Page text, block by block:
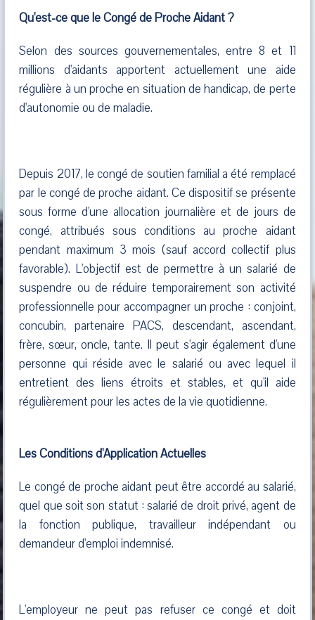
Qu'est-ce que le Congé de Proche Aidant ?
Selon des sources gouvernementales, entre 8 et 11
millions d'aidants apportent actuellement une aide
régulière à un proche en situation de handicap, de perte
d'autonomie ou de maladie.
Depuis 2017, le congé de soutien familial a été remplacé
par le congé de proche aidant. Ce dispositif se présente
sous forme d'une allocation journalière et de jours de
congé, attribués sous conditions au proche aidant
pendant maximum 3 mois (sauf accord collectif plus
favorable). L'objectif est de permettre à un salarié de
suspendre ou de réduire temporairement son activité
professionnelle pour accompagner un proche : conjoint,
concubin, partenaire PACS, descendant, ascendant,
frère, sœur, oncle, tante. Il peut s'agir également d'une
personne qui réside avec le salarié ou avec lequel il
entretient des liens étroits et stables, et qu'il aide
régulièrement pour les actes de la vie quotidienne.
Les Conditions d'Application Actuelles
Le congé de proche aidant peut être accordé au salarié,
quel que soit son statut : salarié de droit privé, agent de
la fonction publique, travailleur indépendant ou
demandeur d'emploi indemnisé.
L'employeur ne peut pas refuser ce congé et doit